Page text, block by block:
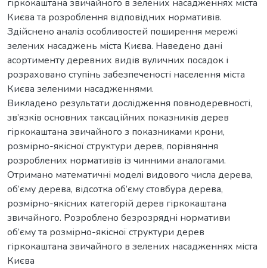
гіркокаштана звичайного в зелених насадженнях міста
Києва та розроблення відповідних нормативів.
Здійснено аналіз особливостей поширення мережі
зелених насаджень міста Києва. Наведено дані
асортименту деревних видів вуличних посадок і
розраховано ступінь забезпеченості населення міста
Києва зеленими насадженнями.
Викладено результати дослідження повнодеревності,
зв’язків основних таксаційних показників дерев
гіркокаштана звичайного з показниками крони,
розмірно-якісної структури дерев, порівняння
розроблених нормативів із чинними аналогами.
Отримано математичні моделі видового числа дерева,
об’єму дерева, відсотка об’єму стовбура дерева,
розмірно-якісних категорій дерев гіркокаштана
звичайного. Розроблено безрозрядні нормативи
об’єму та розмірно-якісної структури дерев
гіркокаштана звичайного в зелених насадженнях міста
Києва